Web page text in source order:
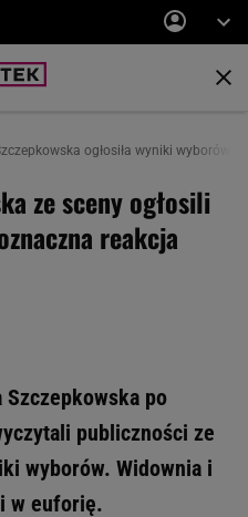
ogłosiła wyniki wyborów
ze sceny ogłosili
reakcja
po
publiczności ze
wyborów. Widownia i
w euforię.